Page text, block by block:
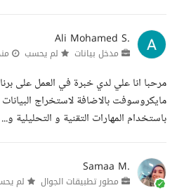
Ali Mohamed S.
مدخل بيانات لم يحسب منذ
مايكروسوفت بالاضافة لاستخراج
باستخدام المهارات التقنية و التحليلية و...
Samaa M.
مطور تطبيقات الجوال لم